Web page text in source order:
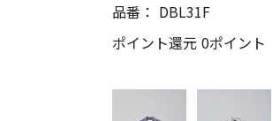
品番： DBL31F
ポイント還元 0ポイント